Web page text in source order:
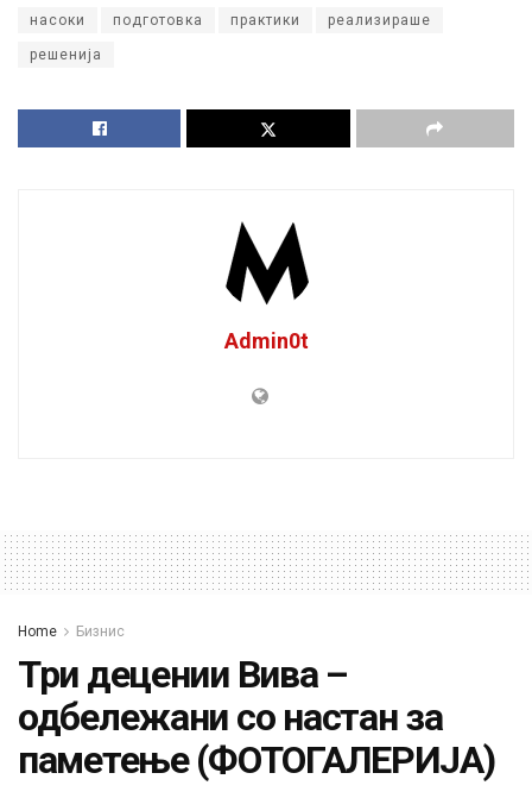
насоки подготовка практики реализираше
решенија
Admin0t
Home Бизнис
Три децении Вива –
одбележани со настан за
паметење (ФОТОГАЛЕРИЈА)